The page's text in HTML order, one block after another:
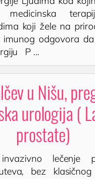
i lečenje polno
skidanje i zamena
dijagnostika i lečenje
medicinska
koji žele na
odgovora
P ...
u Nišu,
urologija (
prostate)
lečenje
bez klasičnog